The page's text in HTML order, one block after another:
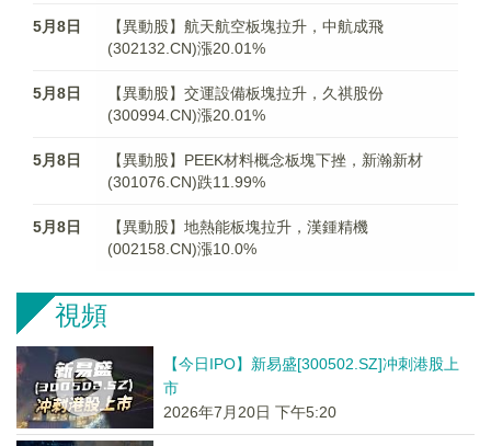
5月8日
【異動股】航天航空板塊拉升，中航成飛
(302132.CN)漲20.01%
5月8日
【異動股】交運設備板塊拉升，久祺股份
(300994.CN)漲20.01%
5月8日
【異動股】PEEK材料概念板塊下挫，新瀚新材
(301076.CN)跌11.99%
5月8日
【異動股】地熱能板塊拉升，漢鍾精機
(002158.CN)漲10.0%
視頻
【今日IPO】新易盛[300502.SZ]冲刺港股上
市
2026年7月20日 下午5:20